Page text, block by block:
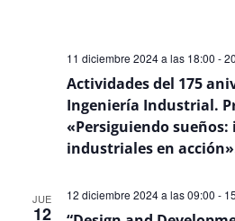
Actividades del 175
Ingeniería Industrial.
«Persiguiendo sueños:
industriales en
11 diciembre 2024 a las 18:00 -
JUE
12
12 diciembre 2024 a las 09:00 -